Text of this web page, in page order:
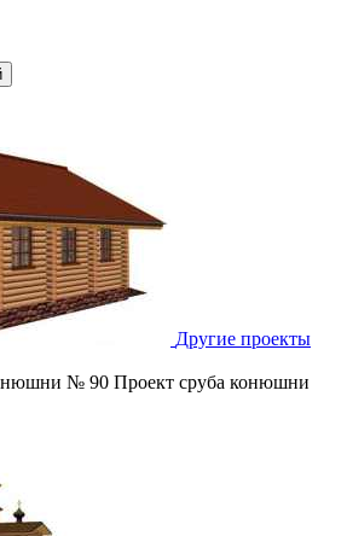
Другие проекты
№ 90 Проект сруба конюшни